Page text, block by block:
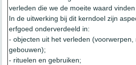
verleden die we de moeite waard
In de uitwerking bij dit kerndoel zijn
erfgoed onderverdeeld in:
- objecten uit het verleden (voorwerpen,
gebouwen);
- rituelen en gebruiken;